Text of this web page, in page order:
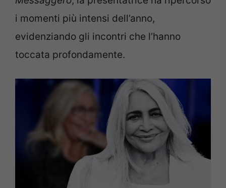
i momenti più intensi dell’anno,
evidenziando gli incontri che l’hanno
toccata profondamente.